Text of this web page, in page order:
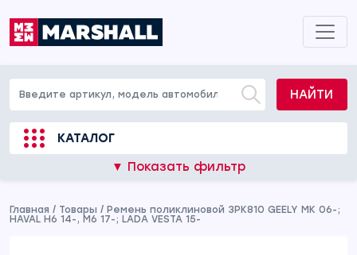
НАЙТИ
КАТАЛОГ
▼ Показать фильтр
Главная / Товары / Ремень поликлиновой 3PK810 GEELY MK 06-;
HAVAL H6 14-, M6 17-; LADA VESTA 15-